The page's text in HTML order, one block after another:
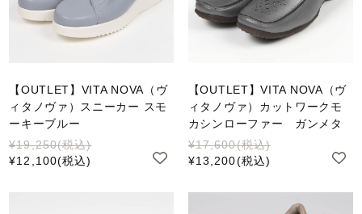
【OUTLET】VITA NOVA（ヴ
ィタノヴァ）スニーカー スモ
ーキーブルー
¥19,250(税込)
¥12,100(税込)
【OUTLET】VITA NOVA（ヴ
ィタノヴァ）カットワークモ
カシンローファー ガンメタ
¥17,600(税込)
¥13,200(税込)